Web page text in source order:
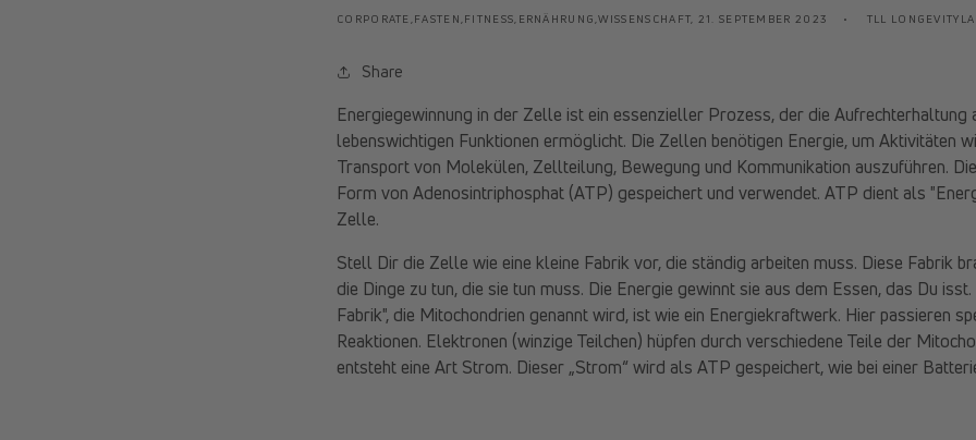
CORPORATE,FASTEN,FITNESS,ERNÄHRUNG,WISSENSCHAFT, 21. SEPTEMBER 2023 TLL
Share
Energiegewinnung in der Zelle ist ein essenzieller Prozess, der die Aufrechterhaltung
lebenswichtigen Funktionen ermöglicht. Die Zellen benötigen Energie, um Aktivitäten
Transport von Molekülen, Zellteilung, Bewegung und Kommunikation auszuführen.
Form von Adenosintriphosphat (ATP) gespeichert und verwendet. ATP dient als
Zelle.
Stell Dir die Zelle wie eine kleine Fabrik vor, die ständig arbeiten muss. Diese Fabrik
die Dinge zu tun, die sie tun muss. Die Energie gewinnt sie aus dem Essen, das Du
Fabrik", die Mitochondrien genannt wird, ist wie ein Energiekraftwerk. Hier passieren
Reaktionen. Elektronen (winzige Teilchen) hüpfen durch verschiedene Teile der
entsteht eine Art Strom. Dieser „Strom“ wird als ATP gespeichert, wie bei einer